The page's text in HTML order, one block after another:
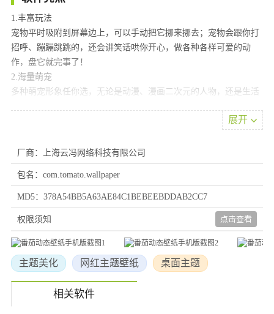
1.丰富玩法
宠物平时吸附到屏幕边上，可以手动把它挪来挪去；宠物会跟你打
招呼、蹦蹦跳跳的，还会讲笑话哄你开心，做各种各样可爱的动
作，盘它就完事了！
2.海量萌宠
多种萌宠形象任你选，无论是动漫、漫画二次元的人物，还是生活
屏幕碎裂、蟑螂爬屏幕等玩法，乐趣多多，整蛊恶搞，欢乐不停。
偷偷给朋友装上一个，非常适合朋友和情侣之间联络联络感情噢~
友情提示：保护自己，防止被打
4.配套壁纸
宠物还有相关配套的壁纸与头像，都非常好看，配成一套看起来就
很舒服！一家人看起来就是要整整齐齐！
5.体贴关怀
可爱的宠物化身你喜欢的形象，除了会哄你开心以外，还会变身小
管家，休息提醒、电量提醒、电话信息提醒，对你的关怀无微不
至，时时刻刻让你有归属感。
展开
厂商：上海云冯网络科技有限公司
包名：com.tomato.wallpaper
MD5：378A54BB5A63AE84C1BEBEEBDDAB2CC7
权限须知 点击查看
主题美化 网红主题壁纸 桌面主题
相关软件